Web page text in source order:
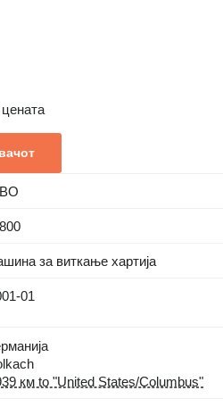
за виткање хартија
01
км to "United States/Columbus"